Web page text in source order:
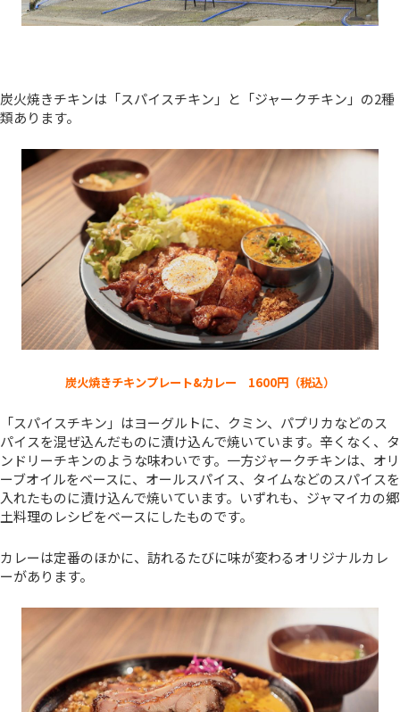
炭火焼きチキンは「スパイスチキン」と「ジャークチキン」の2種
類あります。
炭火焼きチキンプレート&カレー 1600円（税込）
「スパイスチキン」はヨーグルトに、クミン、パプリカなどのス
パイスを混ぜ込んだものに漬け込んで焼いています。辛くなく、タ
ンドリーチキンのような味わいです。一方ジャークチキンは、オリ
ーブオイルをベースに、オールスパイス、タイムなどのスパイスを
入れたものに漬け込んで焼いています。いずれも、ジャマイカの郷
土料理のレシピをベースにしたものです。
カレーは定番のほかに、訪れるたびに味が変わるオリジナルカレ
ーがあります。